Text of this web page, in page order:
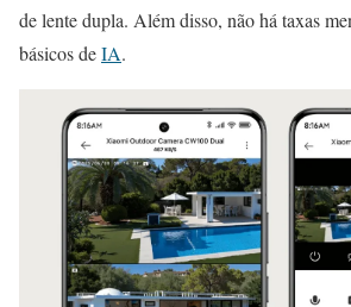
de lente dupla. Além disso, não há taxas
básicos deIA.